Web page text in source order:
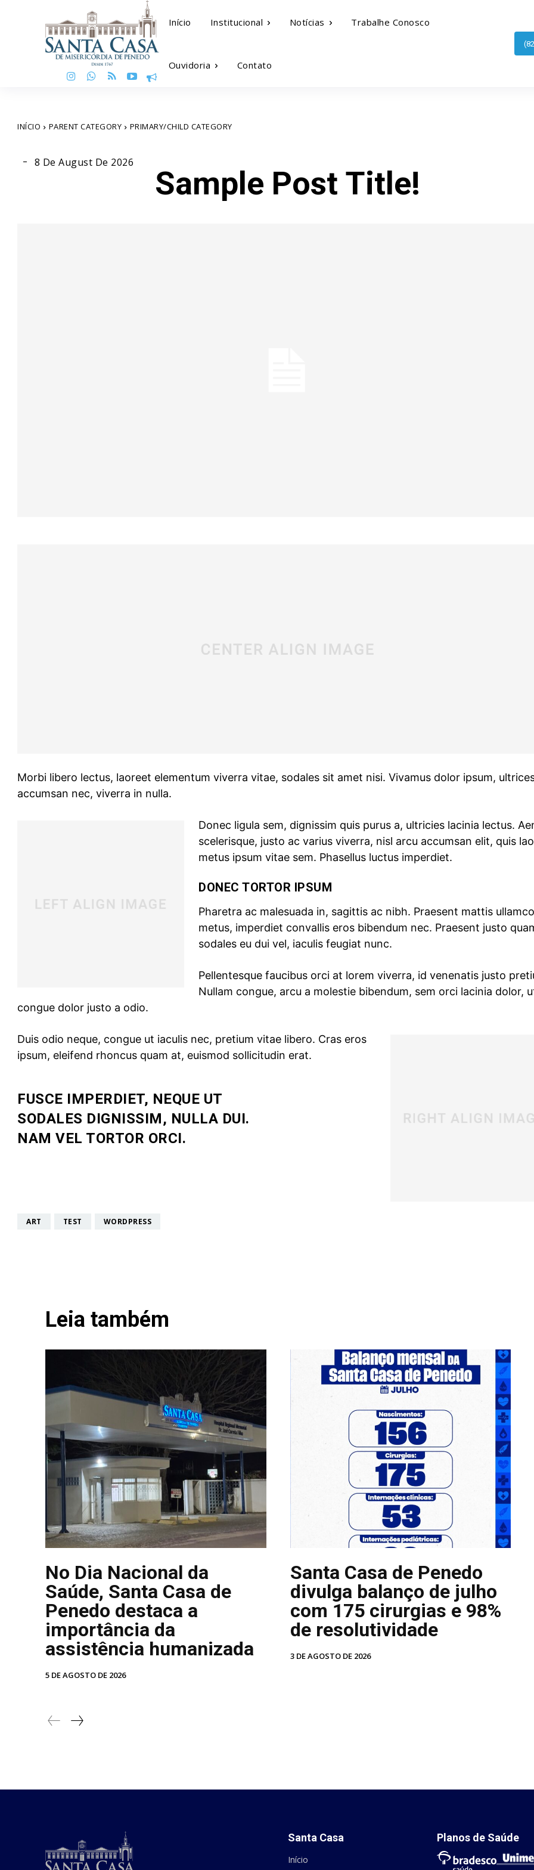
Início Institucional Notícias Trabalhe Conosco
Ouvidoria Contato
INÍCIO PARENT CATEGORY PRIMARY/CHILD CATEGORY
8 De August De 2026
Sample Post Title!
Morbi libero lectus, laoreet elementum viverra vitae, sodales sit amet nisi. Vivamus dolor ipsum,
accumsan nec, viverra in nulla.
Donec ligula sem, dignissim quis purus a, ultricies lacinia lectus.
scelerisque, justo ac varius viverra, nisl arcu accumsan elit, quis
metus ipsum vitae sem. Phasellus luctus imperdiet.
DONEC TORTOR IPSUM
Pharetra ac malesuada in, sagittis ac nibh. Praesent mattis
metus, imperdiet convallis eros bibendum nec. Praesent justo
sodales eu dui vel, iaculis feugiat nunc.
Pellentesque faucibus orci at lorem viverra, id venenatis justo
Nullam congue, arcu a molestie bibendum, sem orci lacinia dolor,
congue dolor justo a odio.
Duis odio neque, congue ut iaculis nec, pretium vitae libero. Cras eros
ipsum, eleifend rhoncus quam at, euismod sollicitudin erat.
FUSCE IMPERDIET, NEQUE UT
SODALES DIGNISSIM, NULLA DUI.
NAM VEL TORTOR ORCI.
ART TEST WORDPRESS
Leia também
No Dia Nacional da
Saúde, Santa Casa de
Penedo destaca a
importância da
assistência humanizada
5 DE AGOSTO DE 2026
Santa Casa de Penedo
divulga balanço de julho
com 175 cirurgias e 98%
de resolutividade
3 DE AGOSTO DE 2026
Santa Casa
Início
Planos de Saúde